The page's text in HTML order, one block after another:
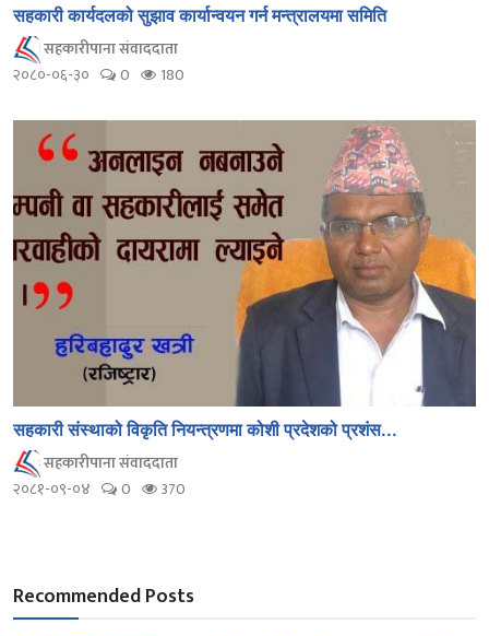
सहकारी कार्यदलको सुझाव कार्यान्वयन गर्न मन्त्रालयमा समिति
सहकारीपाना संवाददाता
२०८०-०६-३०
0 180
सहकारी संस्थाको विकृति नियन्त्रणमा कोशी प्रदेशको प्रशंस...
सहकारीपाना संवाददाता
२०८१-०९-०४
0 370
Recommended Posts